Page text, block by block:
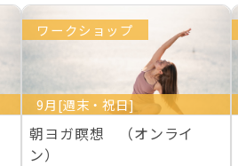
ワークショップ
9月[週末・祝日]
朝ヨガ瞑想 （オンライ
ン）